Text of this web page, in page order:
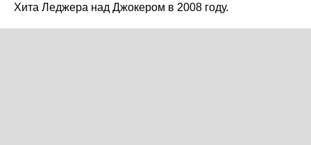
Хита Леджера над Джокером в 2008 году.